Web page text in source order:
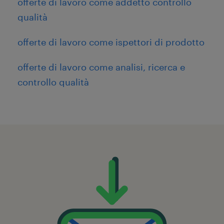
qualità
offerte di lavoro come ispettori di prodotto
offerte di lavoro come analisi, ricerca e
controllo qualità